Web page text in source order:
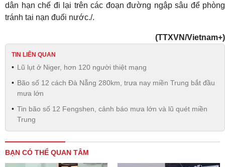
dân hạn chế đi lại trên các đoạn đường ngập sâu để phòng
tránh tai nạn đuối nước./.
(TTXVN/Vietnam+)
TIN LIÊN QUAN
Lũ lụt ở Niger, hơn 120 người thiệt mạng
Bão số 12 cách Đà Nẵng 280km, trưa nay miền Trung bắt đầu
mưa lớn
Tin bão số 12 Fengshen, cảnh báo mưa lớn và lũ quét miền
Trung
BẠN CÓ THỂ QUAN TÂM